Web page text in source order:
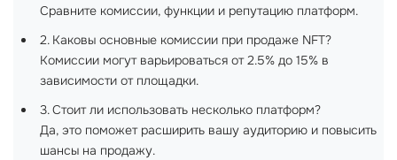
Сравните комиссии, функции и репутацию платформ.
2. Каковы основные комиссии при продаже NFT?
Комиссии могут варьироваться от 2.5% до 15% в
зависимости от площадки.
3. Стоит ли использовать несколько платформ?
Да, это поможет расширить вашу аудиторию и повысить
шансы на продажу.